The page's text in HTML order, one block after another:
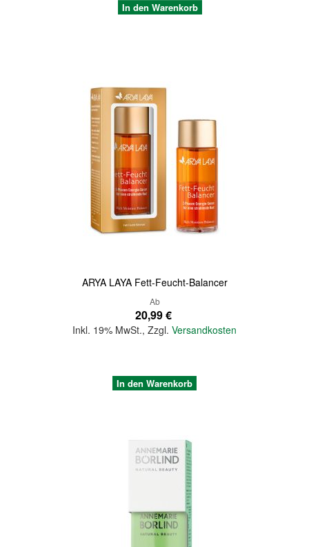
In den Warenkorb
ARYA LAYA Fett-Feucht-Balancer
Ab
20,99 €
Inkl. 19% MwSt., Zzgl. Versandkosten
In den Warenkorb